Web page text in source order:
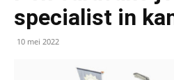
specialist in
10 mei 2022